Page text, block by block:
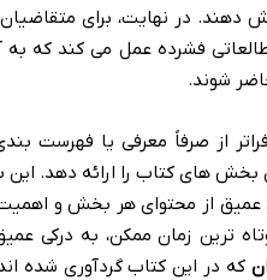
دهند. در نهایت، برای
فشرده عمل می کند که به
شوند.
از صرفاً معرفی یا فهرست
بخش های کتاب را ارائه دهد.
عمیق از محتوای هر بخش و
ترین زمان ممکن، به درکی
که در این کتاب گردآوری شده